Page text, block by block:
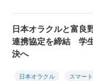
日本オラクルと富良
連携協定を締結 学
決へ
日本オラクル スマー